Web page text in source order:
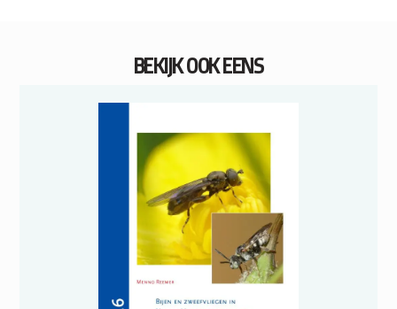
BEKIJK OOK EENS